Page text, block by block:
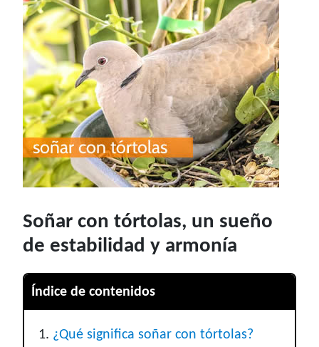
Soñar con tórtolas, un sueño
de estabilidad y armonía
Índice de contenidos
¿Qué significa soñar con tórtolas?